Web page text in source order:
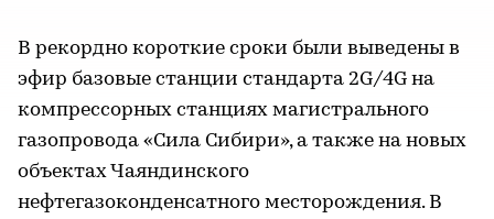
В рекордно короткие сроки были выведены в
эфир базовые станции стандарта 2G/4G на
компрессорных станциях магистрального
газопровода «Сила Сибири», а также на новых
объектах Чаяндинского
нефтегазоконденсатного месторождения. В